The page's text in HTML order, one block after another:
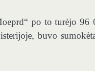
po to turėjo
buvo